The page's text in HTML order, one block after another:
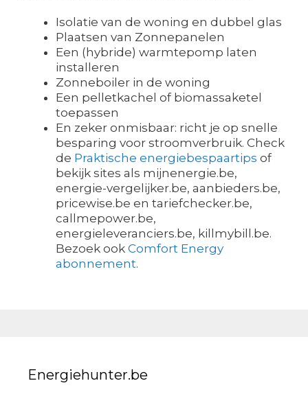
Isolatie van de woning en dubbel glas
Plaatsen van Zonnepanelen
Een (hybride) warmtepomp laten
installeren
Zonneboiler in de woning
Een pelletkachel of biomassaketel
toepassen
En zeker onmisbaar: richt je op snelle
besparing voor stroomverbruik. Check
de Praktische energiebespaartips of
bekijk sites als mijnenergie.be,
energie-vergelijker.be, aanbieders.be,
pricewise.be en tariefchecker.be,
callmepower.be,
energieleveranciers.be, killmybill.be.
Bezoek ook Comfort Energy
abonnement.
Energiehunter.be